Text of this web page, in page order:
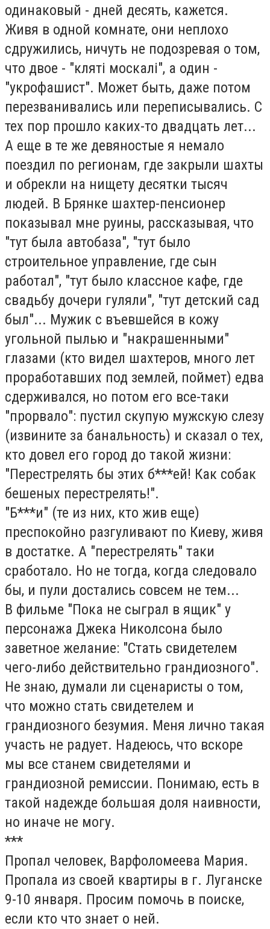
одинаковый - дней десять, кажется.
Живя в одной комнате, они неплохо
сдружились, ничуть не подозревая о том,
что двое - "кляті москалі", а один -
"укрофашист". Может быть, даже потом
перезванивались или переписывались. С
тех пор прошло каких-то двадцать лет...
А еще в те же девяностые я немало
поездил по регионам, где закрыли шахты
и обрекли на нищету десятки тысяч
людей. В Брянке шахтер-пенсионер
показывал мне руины, рассказывая, что
"тут была автобаза", "тут было
строительное управление, где сын
работал", "тут было классное кафе, где
свадьбу дочери гуляли", "тут детский сад
был"... Мужик с въевшейся в кожу
угольной пылью и "накрашенными"
глазами (кто видел шахтеров, много лет
проработавших под землей, поймет) едва
сдерживался, но потом его все-таки
"прорвало": пустил скупую мужскую слезу
(извините за банальность) и сказал о тех,
кто довел его город до такой жизни:
"Перестрелять бы этих б***ей! Как собак
бешеных перестрелять!".
"Б***и" (те из них, кто жив еще)
преспокойно разгуливают по Киеву, живя
в достатке. А "перестрелять" таки
сработало. Но не тогда, когда следовало
бы, и пули достались совсем не тем...
В фильме "Пока не сыграл в ящик" у
персонажа Джека Николсона было
заветное желание: "Стать свидетелем
чего-либо действительно грандиозного".
Не знаю, думали ли сценаристы о том,
что можно стать свидетелем и
грандиозного безумия. Меня лично такая
участь не радует. Надеюсь, что вскоре
мы все станем свидетелями и
грандиозной ремиссии. Понимаю, есть в
такой надежде большая доля наивности,
но иначе не могу.
***
Пропал человек, Варфоломеева Мария.
Пропала из своей квартиры в г. Луганске
9-10 января. Просим помочь в поиске,
если кто что знает о ней.